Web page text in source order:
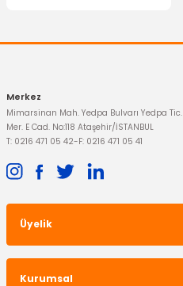
Merkez
Mimarsinan Mah. Yedpa Bulvarı Yedpa Tic.
Mer. E Cad. No:118 Ataşehir/İSTANBUL
T: 0216 471 05 42-F: 0216 471 05 41
Üyelik
Kurumsal